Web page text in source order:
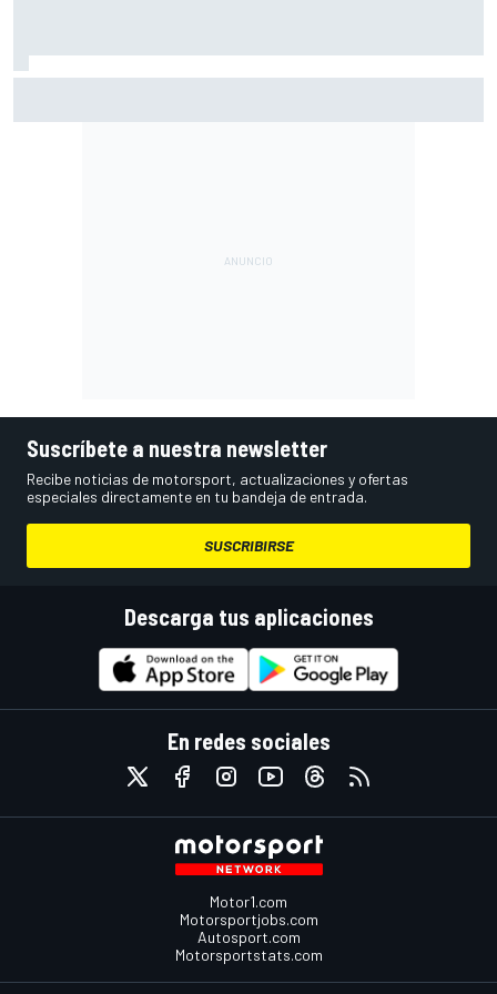
Suscríbete a nuestra newsletter
Recibe noticias de motorsport, actualizaciones y ofertas
especiales directamente en tu bandeja de entrada.
SUSCRIBIRSE
Descarga tus aplicaciones
En redes sociales
Motor1.com
Motorsportjobs.com
Autosport.com
Motorsportstats.com